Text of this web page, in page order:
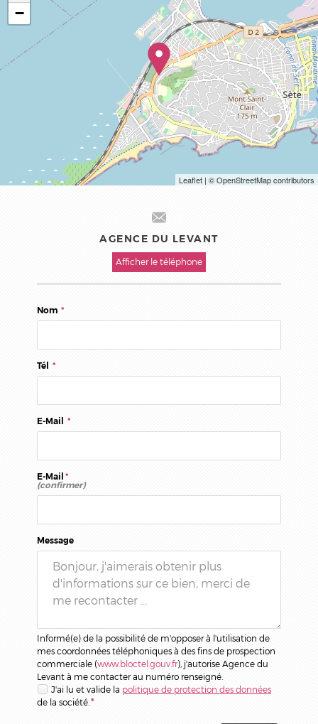
−
Leaflet | © OpenStreetMap contributors
AGENCE DU LEVANT
Afficher le téléphone
Nom *
Tél *
E-Mail *
E-Mail *
(confirmer)
Message
Informé(e) de la possibilité de m'opposer à l'utilisation de
mes coordonnées téléphoniques à des fins de prospection
commerciale (www.bloctel.gouv.fr), j'autorise Agence du
Levant à me contacter au numéro renseigné.
J'ai lu et valide la politique de protection des données
de la société. *